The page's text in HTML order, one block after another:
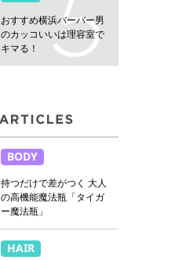
おすすめ横浜バーバー男
のカッコいいは理容室で
キマる！
BODY
持つだけで差がつく 大人
の高機能魔法瓶「タイガ
ー魔法瓶」
HAIR